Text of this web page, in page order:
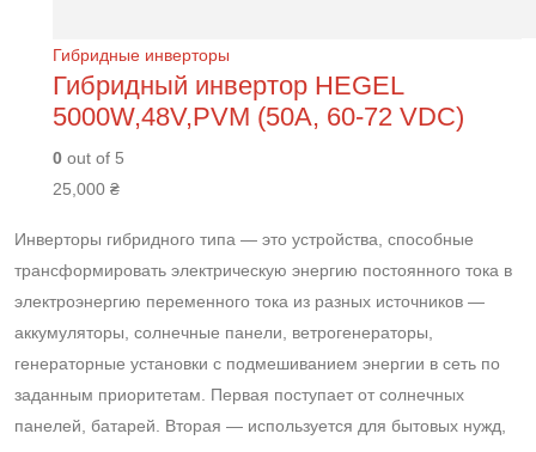
Гибридные инверторы
Гибридный инвертор HEGEL
5000W,48V,PVM (50А, 60-72 VDC)
0 out of 5
25,000 ₴
Инверторы гибридного типа — это устройства, способные
трансформировать электрическую энергию постоянного тока в
электроэнергию переменного тока из разных источников —
аккумуляторы, солнечные панели, ветрогенераторы,
генераторные установки с подмешиванием энергии в сеть по
заданным приоритетам. Первая поступает от солнечных
панелей, батарей. Вторая — используется для бытовых нужд,